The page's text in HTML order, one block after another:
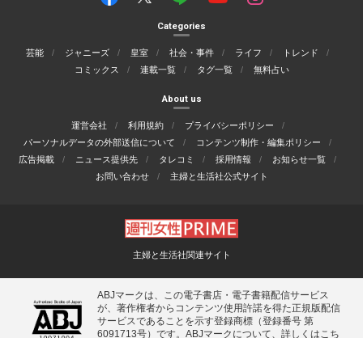
Categories
芸能 ジャニーズ 皇室 社会・事件 ライフ
トレンド
コミックス
連載一覧 タグ一覧 無料占い
About us
運営会社 利用規約
プライバシーポリシー
パーソナルデータの外部送信について
コンテンツ制作・編集ポリシー
広告掲載
ニュース提供先 タレコミ 採用情報
お知らせ一覧
お問い合わせ
主婦と生活社公式サイト
主婦と生活社関連サイト
ABJマークは、この電子書店・電子書籍配信サービス
が、著作権者からコンテンツ使用許諾を得た正規版配信
サービスであることを示す登録商標（登録番号 第
6091713号）です。ABJマークについて、詳しくはこち